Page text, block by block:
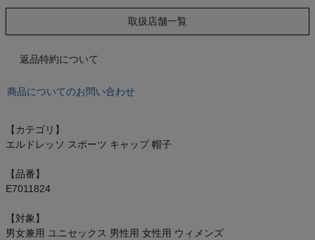
オン On
スポーツマリオTOP
取扱店舗一覧
返品特約について
商品についてのお問い合わせ
【カテゴリ】
エルドレッソ スポーツ キャップ 帽子
【品番】
E7011824
【対象】
男女兼用 ユニセックス 男性用 女性用 ウィメンズ